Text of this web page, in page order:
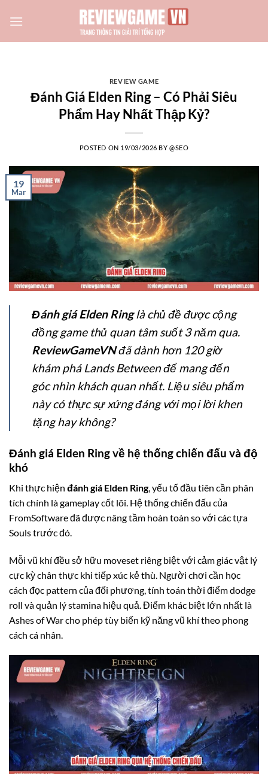
REVIEW GAME
Đánh Giá Elden Ring – Có Phải Siêu
Phẩm Hay Nhất Thập Kỷ?
POSTED ON 19/03/2026 BY@SEO
19
Mar
Đánh giá Elden Ringlà chủ đề được cộng
đồng game thủ quan tâm suốt 3 năm qua.
ReviewGameVNđã dành hơn 120 giờ
khám phá Lands Between để mang đến
góc nhìn khách quan nhất. Liệu siêu phẩm
này có thực sự xứng đáng với mọi lời khen
tặng hay không?
Đánh giá Elden Ring về hệ thống chiến đấu và độ
khó
Khi thực hiện đánh giá Elden Ring, yếu tố đầu tiên cần phân
tích chính là gameplay cốt lõi. Hệ thống chiến đấu của
FromSoftware đã được nâng tầm hoàn toàn so với các tựa
Souls trước đó.
Mỗi vũ khí đều sở hữu moveset riêng biệt với cảm giác vật lý
cực kỳ chân thực khi tiếp xúc kẻ thù. Người chơi cần học
cách đọc pattern của đối phương, tính toán thời điểm dodge
roll và quản lý stamina hiệu quả. Điểm khác biệt lớn nhất là
Ashes of War cho phép tùy biến kỹ năng vũ khí theo phong
cách cá nhân.